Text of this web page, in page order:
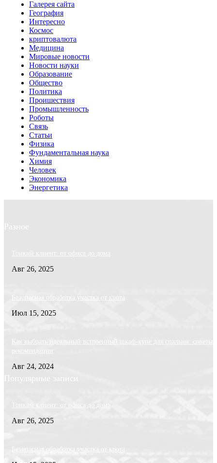
Галерея сайта
География
Интересно
Космос
криптовалюта
Медицина
Мировые новости
Новости науки
Образование
Общество
Политика
Проишествия
Промышленность
Роботы
Связь
Статьи
Физика
Фундаментальная наука
Химия
Человек
Экономика
Энергетика
Разное
Тонкий клиент: от офиса до дома
Авг 26, 2025
Безопасная обработка участка от крота
Июл 15, 2025
Как выбрать идеальный встроенный шкаф-купе для спальни: советы
рекомендации
Авг 24, 2024
Популярные записи
Тонкий клиент: от офиса до дома
Авг 26, 2025
Безопасная обработка участка от крота